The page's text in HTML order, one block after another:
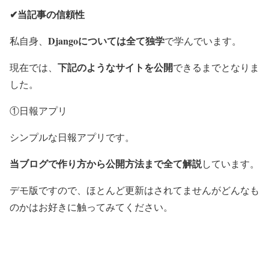
✔当記事の信頼性
私自身、 Djangoについては全て独学で学んでいます。
現在では、 下記のようなサイトを公開できるまでとなりま
した。
①日報アプリ
シンプルな日報アプリです。
当ブログで作り方から公開方法まで全て解説しています。
デモ版ですので、ほとんど更新はされてませんがどんなも
のかはお好きに触ってみてください。